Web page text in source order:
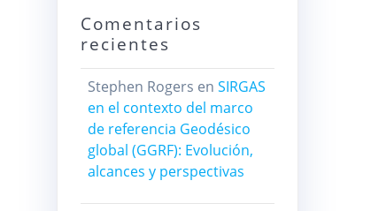
Comentarios
recientes
Stephen Rogers en SIRGAS
en el contexto del marco
de referencia Geodésico
global (GGRF): Evolución,
alcances y perspectivas